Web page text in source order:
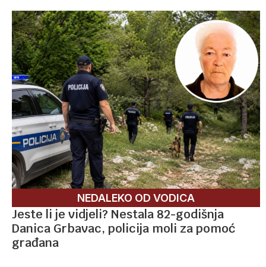
NEDALEKO OD VODICA
Jeste li je vidjeli? Nestala 82-godišnja
Danica Grbavac, policija moli za pomoć
građana